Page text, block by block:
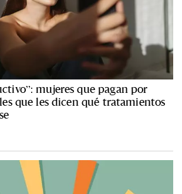
mujeres que pagan por
que les dicen qué tratamientos